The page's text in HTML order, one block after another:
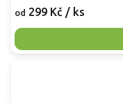
od 299 Kč / ks